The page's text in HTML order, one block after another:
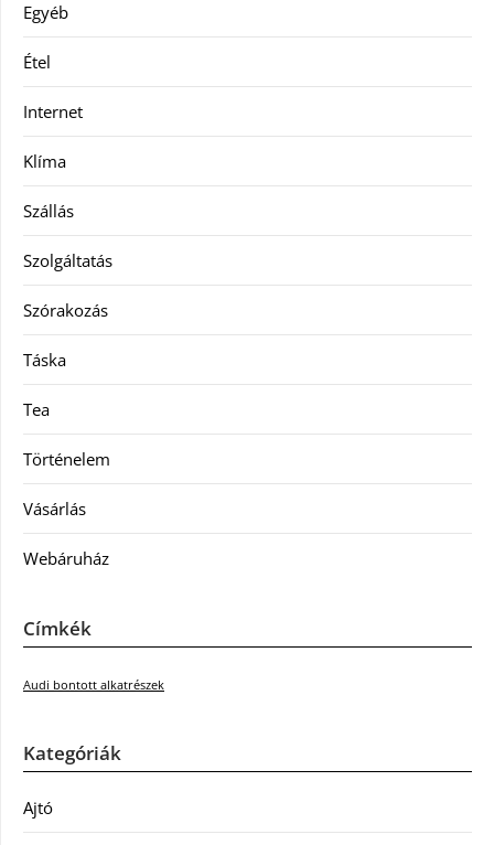
Egyéb
Étel
Internet
Klíma
Szállás
Szolgáltatás
Szórakozás
Táska
Tea
Történelem
Vásárlás
Webáruház
Címkék
Audi bontott alkatrészek
Kategóriák
Ajtó